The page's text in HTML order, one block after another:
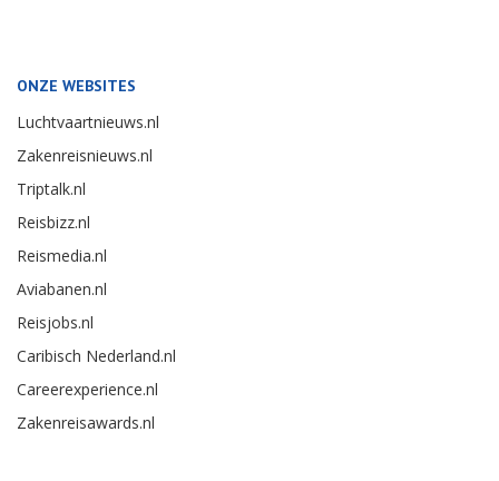
ONZE WEBSITES
Luchtvaartnieuws.nl
Zakenreisnieuws.nl
Triptalk.nl
Reisbizz.nl
Reismedia.nl
Aviabanen.nl
Reisjobs.nl
Caribisch Nederland.nl
Careerexperience.nl
Zakenreisawards.nl